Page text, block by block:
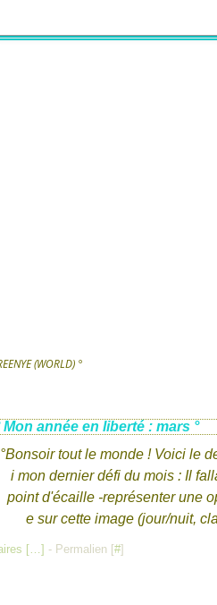
(WORLD) °
Mon année en liberté : mars °
Bonsoir tout le monde ! Voici le
i mon dernier défi du mois : Il
point d'écaille -représenter une
e sur cette image (jour/nuit,
[…] - Permalien [#]